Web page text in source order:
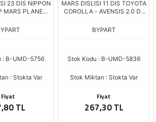
23 DIS NIPPON
MARS PLANET
: B-UMD-5756
: Stokta Var
Fiyat
TL
MARS DISLISI 11 DIS TOYOTA
COROLLA - AVENSIS 2.0 D-
4D (UMM-3365)
BYPART
Stok Kodu : B-UMD-5836
Stok Miktarı : Stokta Var
Fiyat
267,30 TL